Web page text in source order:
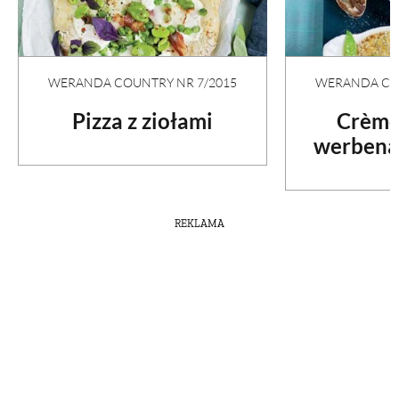
WERANDA COUNTRY NR 7/2015
Pizza z ziołami
WERANDA
REKLAMA